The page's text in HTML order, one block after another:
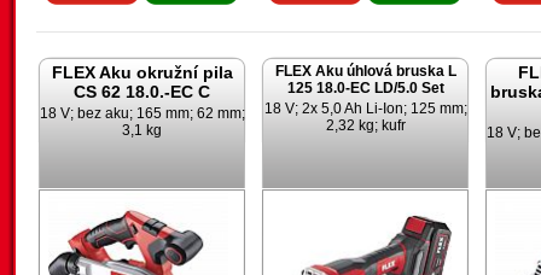
FLEX Aku okružní pila
CS 62 18.0.-EC C
18 V; bez aku; 165 mm; 62 mm;
3,1 kg
FLEX Aku úhlová bruska L
125 18.0-EC LD/5.0 Set
18 V; 2x 5,0 Ah Li-Ion; 125 mm;
2,32 kg; kufr
18 V;